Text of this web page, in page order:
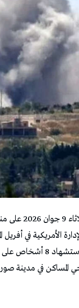
تتواصل
الأمريكية في أفريل
في جنوب لبنان.
في مدينة صور أدت في